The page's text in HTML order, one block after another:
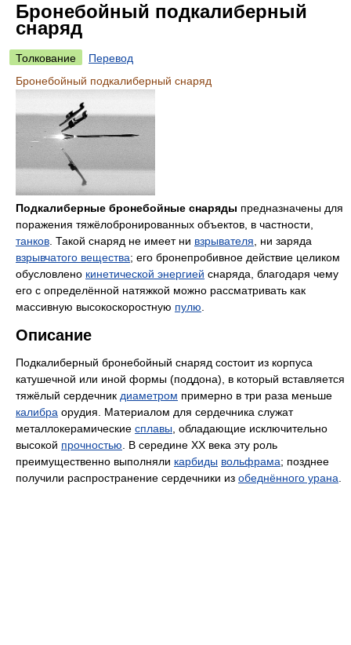
Бронебойный подкалиберный
снаряд
Толкование
Перевод
Бронебойный подкалиберный снаряд
Подкалиберные бронебойные снаряды предназначены для
поражения тяжёлобронированных объектов, в частности,
танков . Такой снаряд не имеет ни взрывателя , ни заряда
взрывчатого вещества; его бронепробивное действие целиком
обусловлено кинетической энергией снаряда, благодаря чему
его с определённой натяжкой можно рассматривать как
массивную высокоскоростную пулю
Описание
Подкалиберный бронебойный снаряд состоит из корпуса
катушечной или иной формы (поддона), в который вставляется
тяжёлый сердечник диаметром примерно в три раза меньше
калибра орудия. Материалом для сердечника служат
металлокерамические сплавы , обладающие исключительно
высокой прочностью . В середине XX века эту роль
преимущественно выполняли карбиды вольфрама; позднее
получили распространение сердечники из обеднённого урана